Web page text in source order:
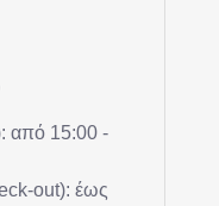
από 15:00 -
out): έως